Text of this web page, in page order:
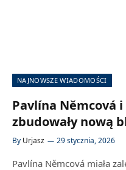
NAJNOWSZE WIADOMOŚCI
Pavlína Němcová
zbudowały nową
By Urjasz 29 stycznia, 2026
Pavlína Němcová miała